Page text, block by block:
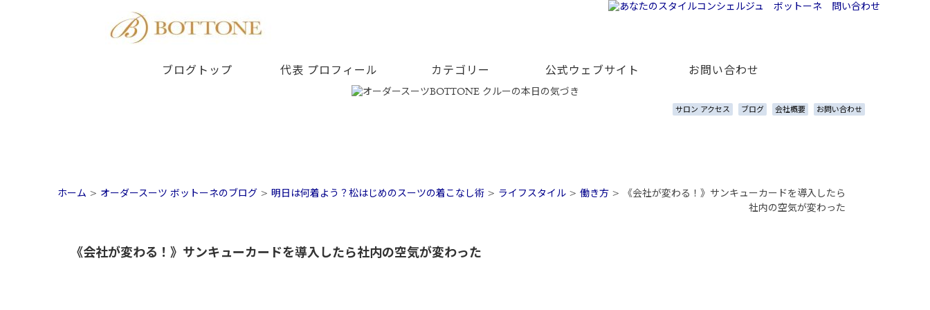
ブログトップ 代表 プロフィール カテゴリー 公式ウェブサイト お問い合わせ
サロン アクセス ブログ 会社概要 お問い合わせ
ホーム > オーダースーツ ボットーネのブログ > 明日は何着よう？松はじめのスーツの着こなし術 > ライフスタイル > 働き方 >
《会社が変わる！》サンキューカードを導入したら
社内の空気が変わった
《会社が変わる！》サンキューカードを導入したら社内の空気が変わった